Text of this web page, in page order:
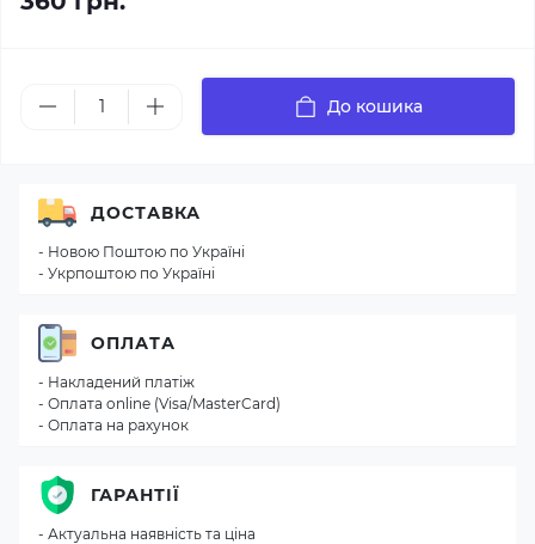
До кошика
ДОСТАВКА
- Новою Поштою по Україні
- Укрпоштою по Україні
ОПЛАТА
- Накладений платіж
- Оплата online (Visa/MasterCard)
- Оплата на рахунок
ГАРАНТІЇ
- Актуальна наявність та ціна